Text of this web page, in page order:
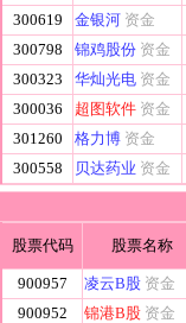
300619
金银河 资金
300798
锦鸡股份 资金
300323
华灿光电 资金
300036
超图软件 资金
301260
格力博 资金
300558
贝达药业 资金
股票代码 股票名称
900957 凌云B股 资金
900952
锦港B股 资金